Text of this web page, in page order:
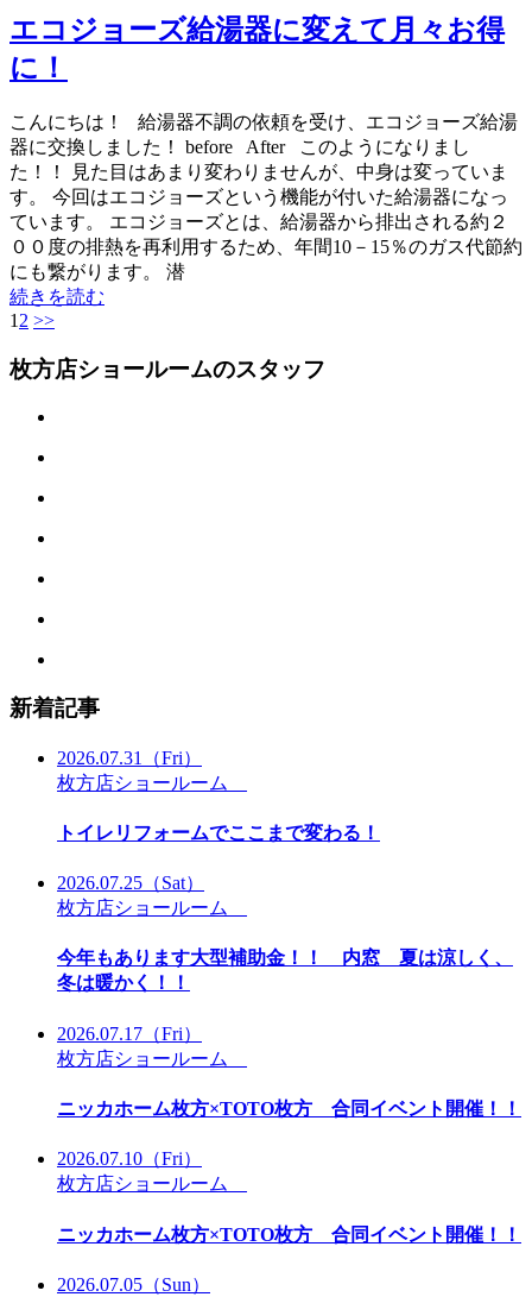
エコジョーズ給湯器に変えて月々お得
に！
こんにちは！ 給湯器不調の依頼を受け、エコジョーズ給湯
器に交換しました！ before After このようになりまし
た！！ 見た目はあまり変わりませんが、中身は変っていま
す。 今回はエコジョーズという機能が付いた給湯器になっ
ています。 エコジョーズとは、給湯器から排出される約２
００度の排熱を再利用するため、年間10－15％のガス代節約
にも繋がります。 潜
続きを読む
1 2 >>
枚方店ショールームのスタッフ
新着記事
2026.07.31
（Fri）
枚方店ショールーム
トイレリフォームでここまで変わる！
2026.07.25 （Sat）
枚方店ショールーム
今年もあります大型補助金！！ 内窓 夏は涼しく、
冬は暖かく！！
2026.07.17 （Fri）
枚方店ショールーム
ニッカホーム枚方×TOTO枚方 合同イベント開催！！
2026.07.10 （Fri）
枚方店ショールーム
ニッカホーム枚方×TOTO枚方 合同イベント開催！！
2026.07.05 （Sun）